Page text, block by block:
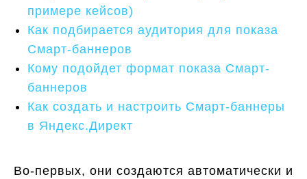
примере кейсов)
Как подбирается аудитория для показа
Cмарт-баннеров
Кому подойдет формат показа Смарт-
баннеров
Как создать и настроить Смарт-баннеры
в Яндекс.Директ
Во-первых, они создаются автоматически и